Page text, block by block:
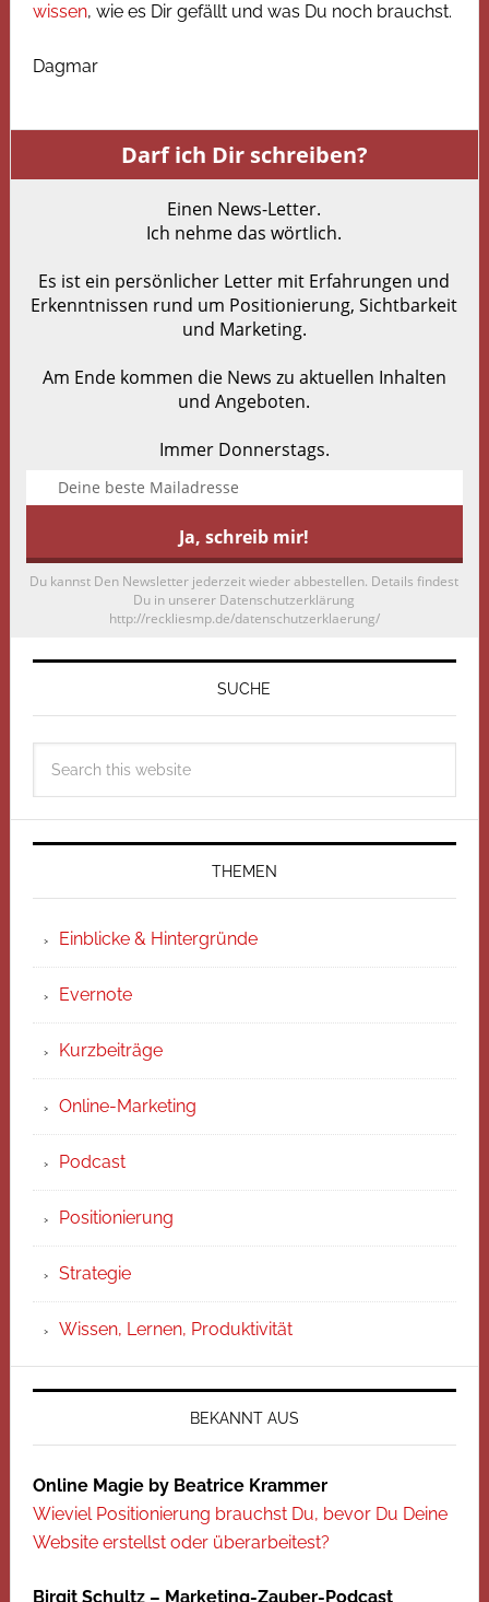
wissen, wie es Dir gefällt und was Du noch brauchst.
Dagmar
Darf ich Dir schreiben?
Einen News-Letter.
Ich nehme das wörtlich.
Es ist ein persönlicher Letter mit Erfahrungen und
Erkenntnissen rund um Positionierung, Sichtbarkeit
und Marketing.
Am Ende kommen die News zu aktuellen Inhalten
und Angeboten.
Immer Donnerstags.
Du kannst Den Newsletter jederzeit wieder abbestellen. Details findest
Du in unserer Datenschutzerklärung
http://reckliesmp.de/datenschutzerklaerung/
SUCHE
THEMEN
Einblicke & Hintergründe
Evernote
Kurzbeiträge
Online-Marketing
Podcast
Positionierung
Strategie
Wissen, Lernen, Produktivität
BEKANNT AUS
Online Magie by Beatrice Krammer
Wieviel Positionierung brauchst Du, bevor Du Deine
Website erstellst oder überarbeitest?
Birgit Schultz – Marketing-Zauber-Podcast